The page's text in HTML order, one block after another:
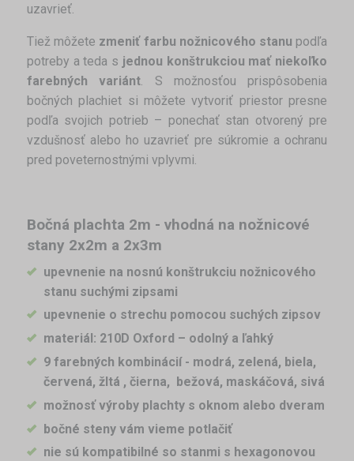
uzavrieť.
Tiež môžete zmeniť farbu nožnicového stanu podľa
potreby a teda s jednou konštrukciou mať niekoľko
farebných variánt . S možnosťou prispôsobenia
bočných plachiet si môžete vytvoriť priestor presne
podľa svojich potrieb – ponechať stan otvorený pre
vzdušnosť alebo ho uzavrieť pre súkromie a ochranu
pred poveternostnými vplyvmi.
Bočná plachta 2m - vhodná na nožnicové
stany 2x2m a 2x3m
upevnenie na nosnú konštrukciu nožnicového
stanu suchými zipsami
upevnenie o strechu pomocou suchých zipsov
materiál: 210D Oxford – odolný a ľahký
9 farebných kombinácií - modrá, zelená, biela,
červená, žltá , čierna, bežová, maskáčová, sivá
možnosť výroby plachty s oknom alebo dveram
bočné steny vám vieme potlačiť
nie sú kompatibilné so stanmi s hexagonovou